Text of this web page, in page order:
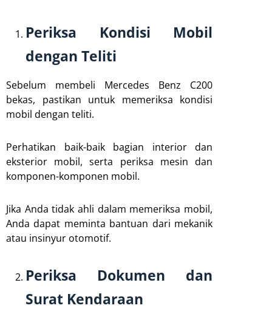
Periksa Kondisi Mobil
dengan Teliti
Sebelum membeli Mercedes Benz C200
bekas, pastikan untuk memeriksa kondisi
mobil dengan teliti.
Perhatikan baik-baik bagian interior dan
eksterior mobil, serta periksa mesin dan
komponen-komponen mobil.
Jika Anda tidak ahli dalam memeriksa mobil,
Anda dapat meminta bantuan dari mekanik
atau insinyur otomotif.
Periksa Dokumen dan
Surat Kendaraan